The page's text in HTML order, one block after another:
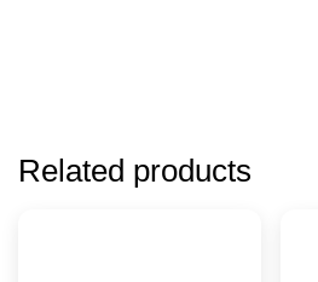
Related products